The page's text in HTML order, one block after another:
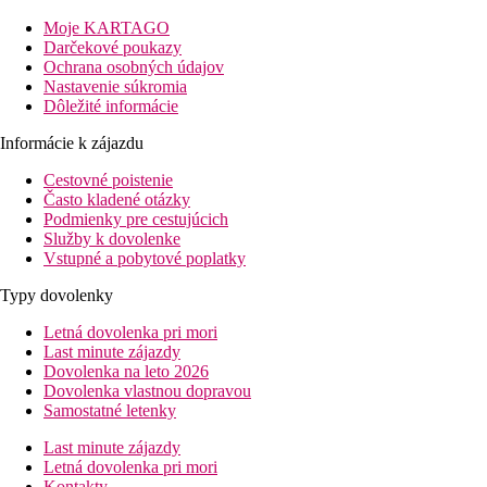
zvykov. Tento veľmi kompaktný hotel odporúčame
predovšetkým párom a skupinám priateľov.
Vzdialenosť
pláže: 0 m, pri pláži
centrá: 7 km Kusadasi
Popis izby
Dvojlôžková izba:
kúpeľňa/WC (sušič vlasov)
príchode)
telefón
WiFi (zadarmo
trezor (zadarmo)
balkón
Ostatné typy izieb(pokiaľ nie je uvedené inak, majú izby
Dvojlôžková izba, Výhľad na more:
Moje KARTAGO
Darčekové poukazy
Ochrana osobných údajov
Nastavenie súkromia
Dôležité informácie
Informácie k zájazdu
Cestovné poistenie
Často kladené otázky
Podmienky pre cestujúcich
Služby k dovolenke
Vstupné a pobytové poplatky
Typy dovolenky
Letná dovolenka pri mori
Last minute zájazdy
Dovolenka na leto 2026
Dovolenka vlastnou dopravou
Samostatné letenky
Last minute zájazdy
Letná dovolenka pri mori